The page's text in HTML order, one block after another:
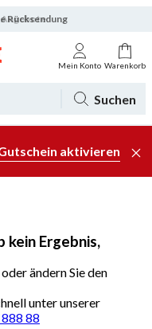
Rücksendung
Mein Konto Warenkorb
Suchen
aktivieren
kein Ergebnis,
ändern Sie den
unter unserer
88